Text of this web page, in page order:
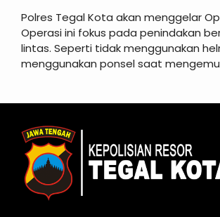
Polres Tegal Kota akan menggelar
Operasi ini fokus pada penindakan
lintas. Seperti tidak menggunakan
menggunakan ponsel saat